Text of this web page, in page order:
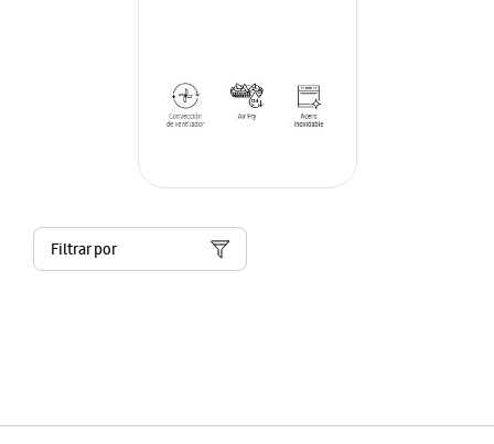
Filtrar por